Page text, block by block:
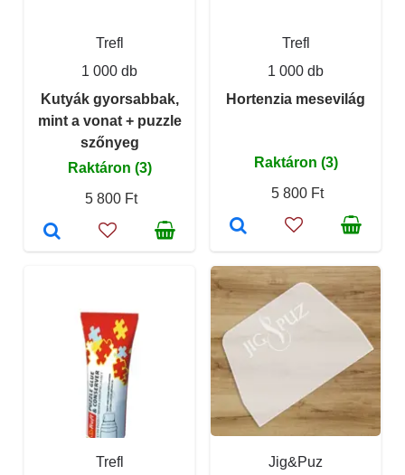
Trefl
1 000 db
Kutyák gyorsabbak,
mint a vonat + puzzle
szőnyeg
Raktáron (3)
5 800 Ft
Trefl
1 000 db
Hortenzia mesevilág
Raktáron (3)
5 800 Ft
Trefl Jig&Puz